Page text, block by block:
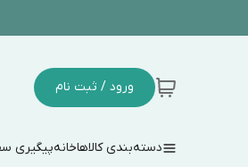
ورود / ثبت نام
دسته‌بندی کالاهاخانهپیگیری